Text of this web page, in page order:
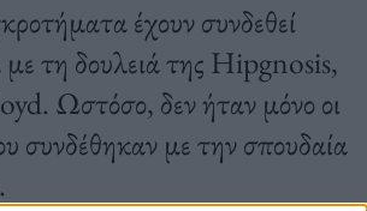
έχουν συνδεθεί
τη δουλειά της Hipgnosis,
Ωστόσο, δεν ήταν μόνο οι
συνδέθηκαν με την σπουδαία